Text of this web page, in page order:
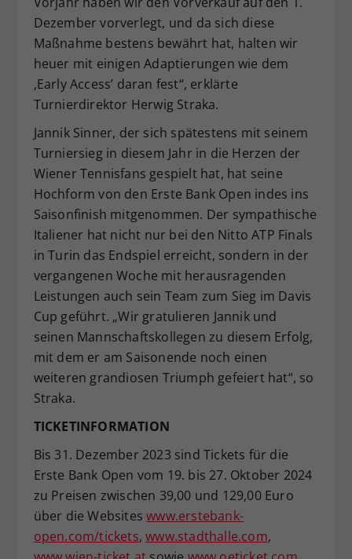
Dezember vorverlegt, und da sich diese
Maßnahme bestens bewährt hat, halten wir
heuer mit einigen Adaptierungen wie dem
,Early Access’ daran fest“, erklärte
Turnierdirektor Herwig Straka.
Jannik Sinner, der sich spätestens mit seinem
Turniersieg in diesem Jahr in die Herzen der
Wiener Tennisfans gespielt hat, hat seine
Hochform von den Erste Bank Open indes ins
Saisonfinish mitgenommen. Der sympathische
Italiener hat nicht nur bei den Nitto ATP Finals
in Turin das Endspiel erreicht, sondern in der
vergangenen Woche mit herausragenden
Leistungen auch sein Team zum Sieg im Davis
Cup geführt. „Wir gratulieren Jannik und
seinen Mannschaftskollegen zu diesem Erfolg,
mit dem er am Saisonende noch einen
weiteren grandiosen Triumph gefeiert hat“, so
Straka.
TICKETINFORMATION
Bis 31. Dezember 2023 sind Tickets für die
Erste Bank Open vom 19. bis 27. Oktober 2024
zu Preisen zwischen 39,00 und 129,00 Euro
über die Websiteswww.erstebank-
open.com/tickets,www.stadthalle.com,